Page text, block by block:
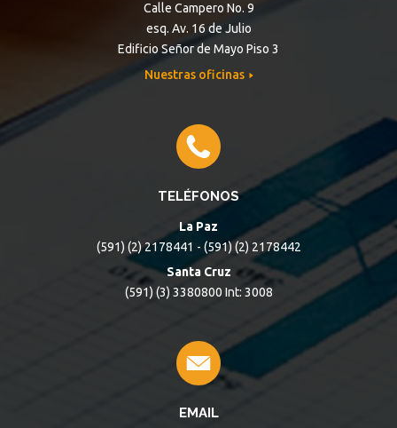
Calle Campero No. 9
esq. Av. 16 de Julio
Edificio Señor de Mayo Piso 3
Nuestras oficinas
TELÉFONOS
La Paz
(591) (2) 2178441 - (591) (2) 2178442
Santa Cruz
(591) (3) 3380800 Int: 3008
EMAIL